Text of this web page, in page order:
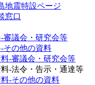
地震特設ページ
窓口
審議会・研究会等
その他の資料
-審議会・研究会等
-法令・告示・通達等
-その他の資料